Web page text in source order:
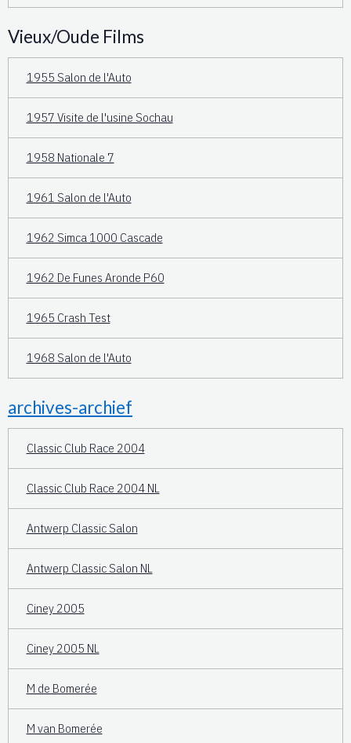
Vieux/Oude Films
1955 Salon de l'Auto
1957 Visite de l'usine Sochau
1958 Nationale 7
1961 Salon de l'Auto
1962 Simca 1000 Cascade
1962 De Funes Aronde P60
1965 Crash Test
1968 Salon de l'Auto
archives-archief
Classic Club Race 2004
Classic Club Race 2004 NL
Antwerp Classic Salon
Antwerp Classic Salon NL
Ciney 2005
Ciney 2005 NL
M de Bomerée
M van Bomerée